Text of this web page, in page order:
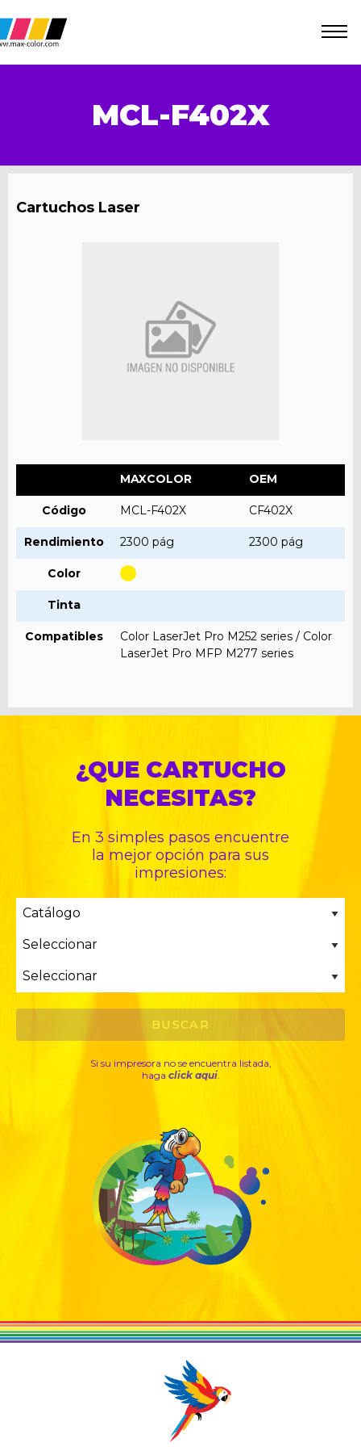
MCL-F402X
Cartuchos Laser
MAXCOLOR OEM
Código MCL-F402X CF402X
Rendimiento 2300 pág 2300 pág
Color
Tinta
Compatibles
Color LaserJet Pro M252 series / Color
LaserJet Pro MFP M277 series
¿QUE CARTUCHO
NECESITAS?
En 3 simples pasos encuentre
la mejor opción para sus
impresiones:
Si su impresora no se encuentra listada,
haga click aqui.